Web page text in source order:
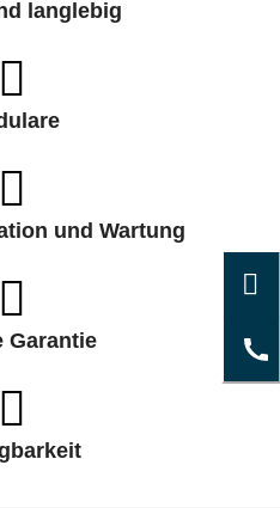
langlebig
und Wartung
Garantie